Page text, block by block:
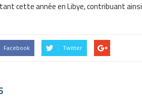
cette année en Libye, contribuant ainsi
Facebook Twitter